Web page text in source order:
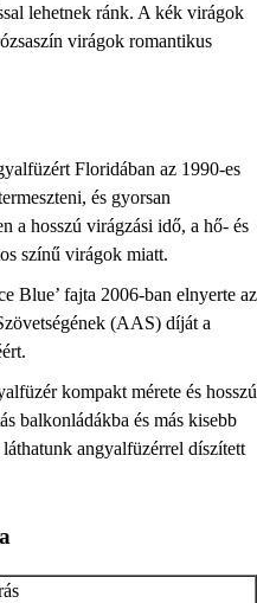
lehetnek ránk. A kék virágok
virágok romantikus
Floridában az 1990-es
és gyorsan
a hosszú virágzási idő, a hő- és
színű virágok miatt.
Blue’ fajta 2006-ban elnyerte az
(AAS) díját a
kompakt mérete és hosszú
balkonládákba és más kisebb
angyalfüzérrel díszített